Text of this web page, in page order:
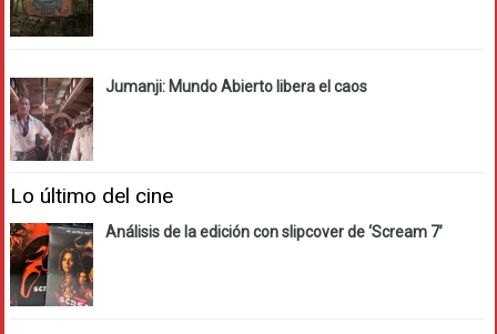
Jumanji: Mundo Abierto libera el caos
Lo último del cine
Análisis de la edición con slipcover de ‘Scream 7’